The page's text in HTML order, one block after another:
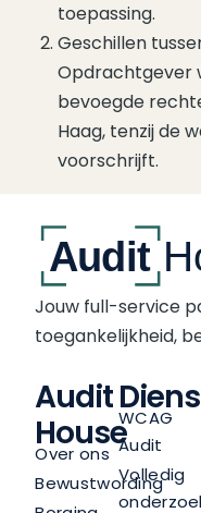
toepassing.
Geschillen
Opdrachtgever
bevoegde
Haag, tenzij de
voorschrijft.
Jouw full-service
toegankelijkheid,
Audit
House
Over ons
Bewustwording
WCAG
Audit
Volledig